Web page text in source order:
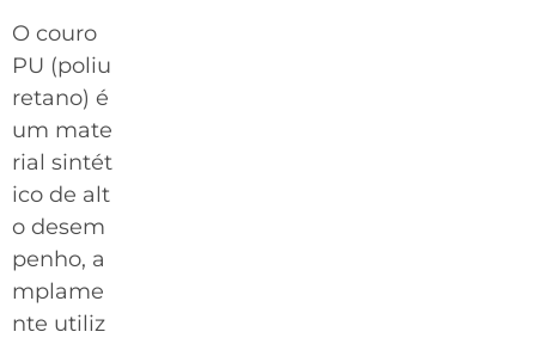
O couro
PU (poliu
retano) é
um mate
rial sintét
ico de alt
o desem
penho, a
mplame
nte utiliz